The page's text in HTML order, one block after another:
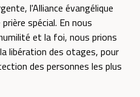
l'Alliance évangélique
spécial. En nous
et la foi, nous prions
libération des otages, pour
des personnes les plus